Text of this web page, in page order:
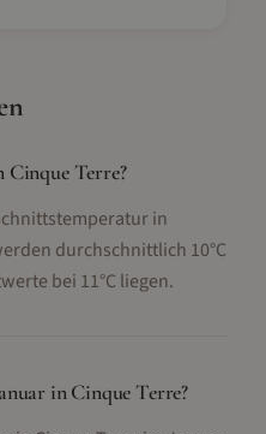
Cinque Terre?
in
durchschnittlich 10°C
bei 11°C liegen.
in Cinque Terre?